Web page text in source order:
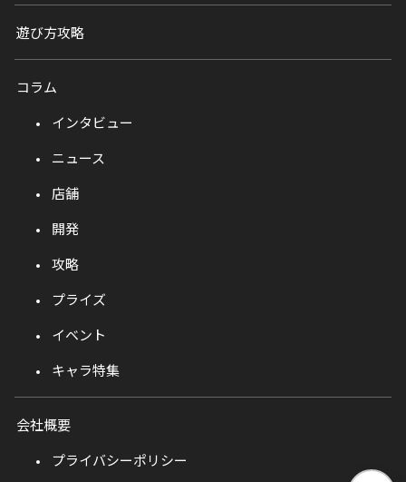
遊び方攻略
コラム
インタビュー
ニュース
店舗
開発
攻略
プライズ
イベント
キャラ特集
会社概要
プライバシーポリシー